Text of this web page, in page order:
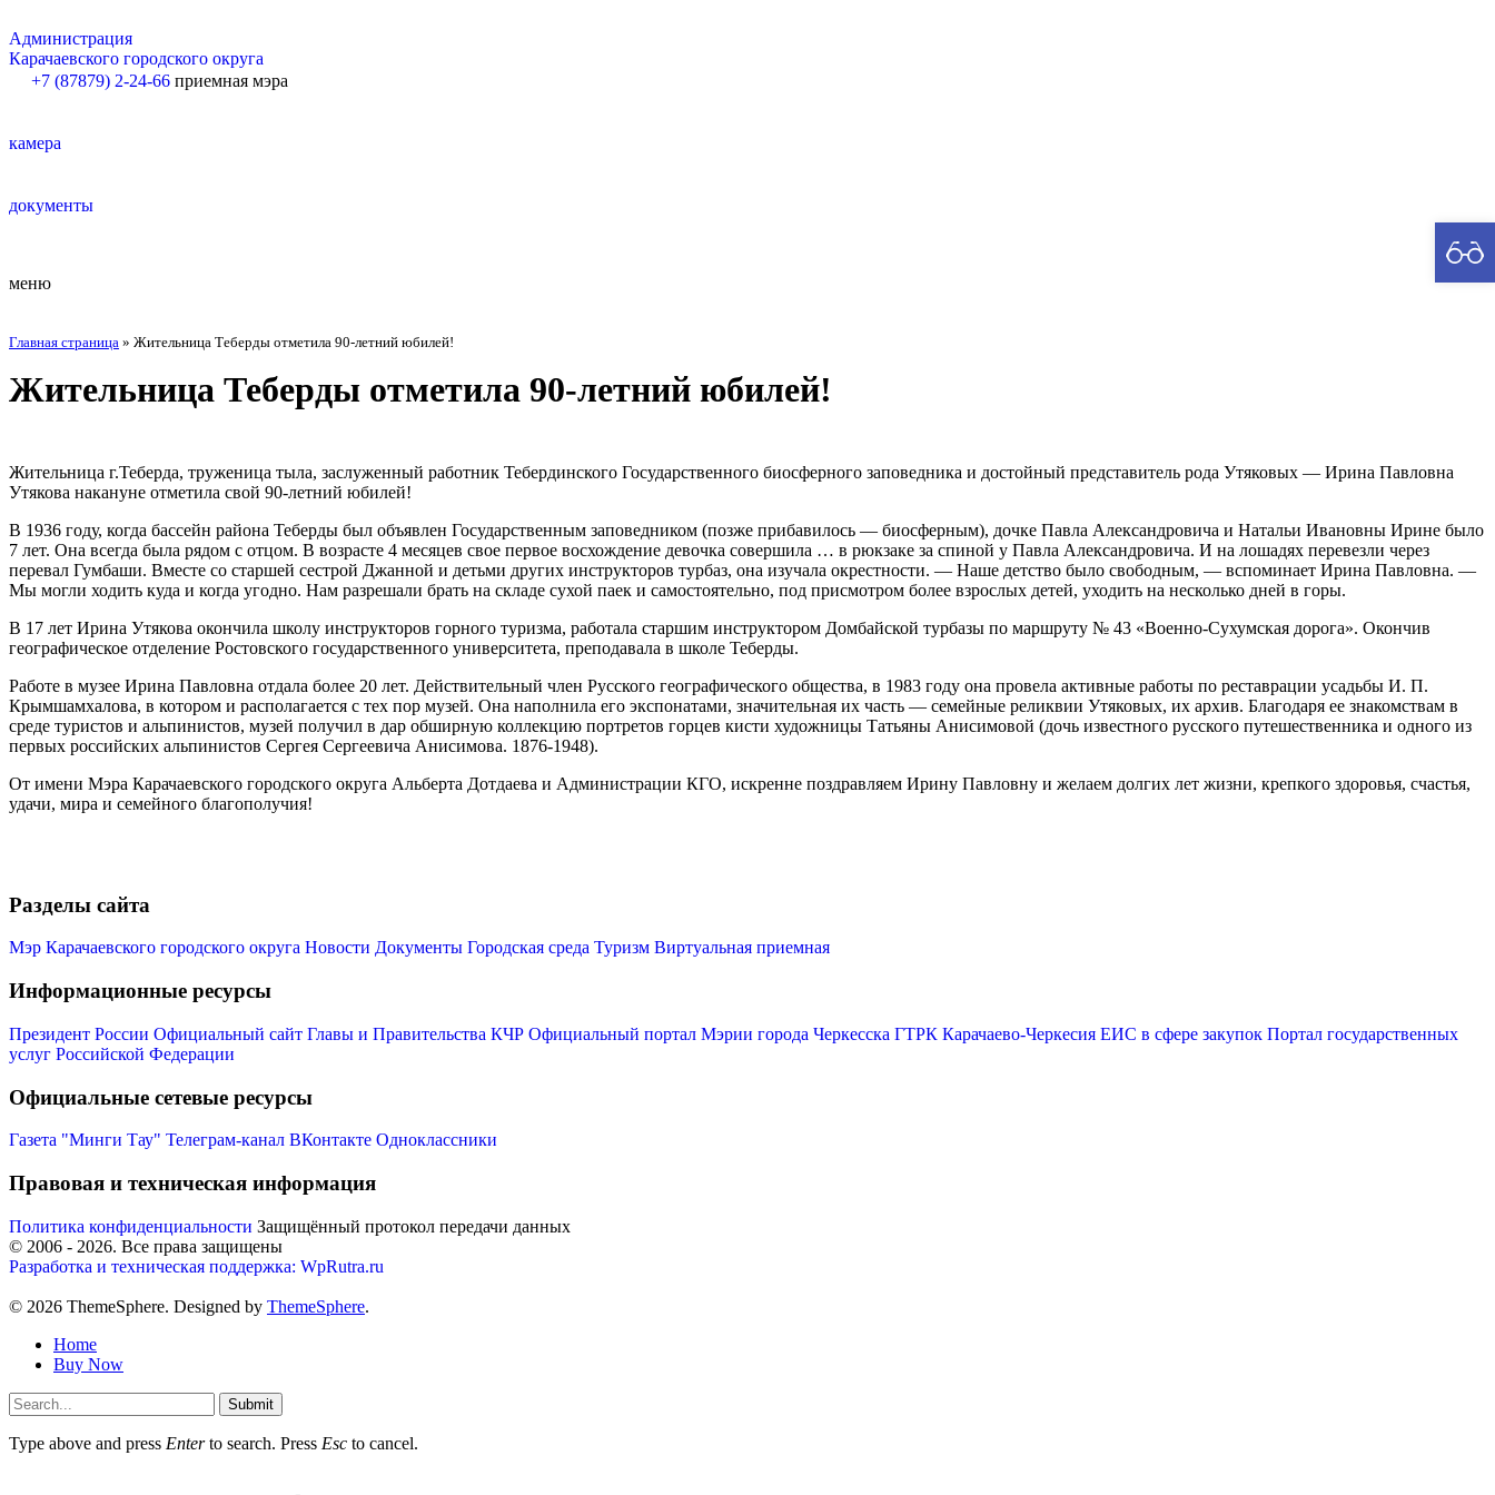
Администрация
Карачаевского городского округа
+7 (87879) 2-24-66 приемная мэра
камера
документы
меню
Главная страница » Жительница Теберды отметила 90-летний юбилей!
Жительница Теберды отметила 90-летний юбилей!
Жительница г.Теберда, труженица​ тыла, заслуженный работник Тебердинского Государственного биосферного заповедника и достойный представитель рода Утяковых​ — Ирина Павловна
Утякова накануне отметила свой 90-летний юбилей!
В 1936 году, когда бассейн района Теберды был объявлен Государственным заповедником (позже прибавилось — биосферным), дочке Павла Александровича и Натальи Ивановны Ирине было
7 лет. Она всегда была рядом с отцом. В возрасте 4 месяцев свое первое восхождение девочка совершила … в рюкзаке за спиной у Павла Александровича. И на лошадях перевезли через
перевал Гумбаши. Вместе со старшей сестрой Джанной и детьми других инструкторов турбаз, она изучала окрестности. — Наше детство было свободным, — вспоминает Ирина Павловна. —
Мы могли ходить куда и когда угодно. Нам разрешали брать на складе сухой паек и самостоятельно, под присмотром более взрослых детей, уходить на несколько дней в горы.
В 17 лет Ирина Утякова окончила школу инструкторов горного туризма, работала старшим инструктором Домбайской турбазы по маршруту № 43 «Военно-Сухумская дорога». Окончив
географическое отделение Ростовского государственного университета, преподавала в​ школе Теберды.
Работе в музее Ирина Павловна отдала более 20 лет. Действительный член Русского географического общества, в 1983 году она провела активные работы по реставрации усадьбы И. П.
Крымшамхалова, в котором и располагается с тех пор музей. Она наполнила его экспонатами, значительная их часть — семейные реликвии Утяковых, их архив. Благодаря ее знакомствам в
среде туристов и альпинистов, музей получил в дар обширную коллекцию портретов горцев кисти художницы Татьяны Анисимовой (дочь известного русского путешественника и одного из
первых российских альпинистов Сергея Сергеевича Анисимова. 1876-1948).
От имени Мэра Карачаевского городского округа Альберта Дотдаева и Администрации КГО, искренне​ поздравляем Ирину Павловну и желаем долгих лет жизни, крепкого здоровья, счастья,
удачи, мира и семейного благополучия!
Разделы сайта
Мэр Карачаевского городского округа Новости Документы Городская среда Туризм Виртуальная приемная
Информационные ресурсы
Президент России Официальный сайт Главы и Правительства КЧР Официальный портал Мэрии города Черкесска ГТРК Карачаево-Черкесия ЕИС в сфере закупок Портал государственных
услуг Российской Федерации
Официальные сетевые ресурсы
Газета "Минги Тау" Телеграм-канал ВКонтакте Одноклассники
Правовая и техническая информация
Политика конфиденциальности Защищённый протокол передачи данных
© 2006 - 2026. Все права защищены
Разработка и техническая поддержка: WpRutra.ru
© 2026 ThemeSphere. Designed by ThemeSphere.
Home
Buy Now
Submit
Type above and press Enterto search. Press Esc to cancel.